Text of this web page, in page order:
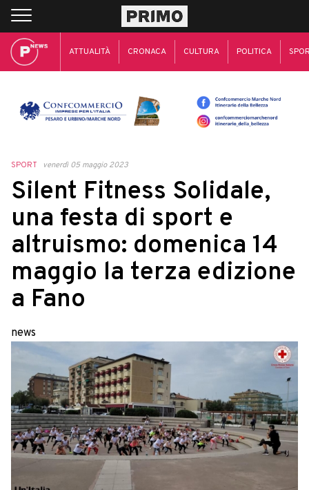
ATTUALITÀ CRONACA CULTURA POLITICA
SPORT venerdì 05 maggio 2023
Silent Fitness Solidale,
una festa di sport e
altruismo: domenica 14
maggio la terza edizione
a Fano
news